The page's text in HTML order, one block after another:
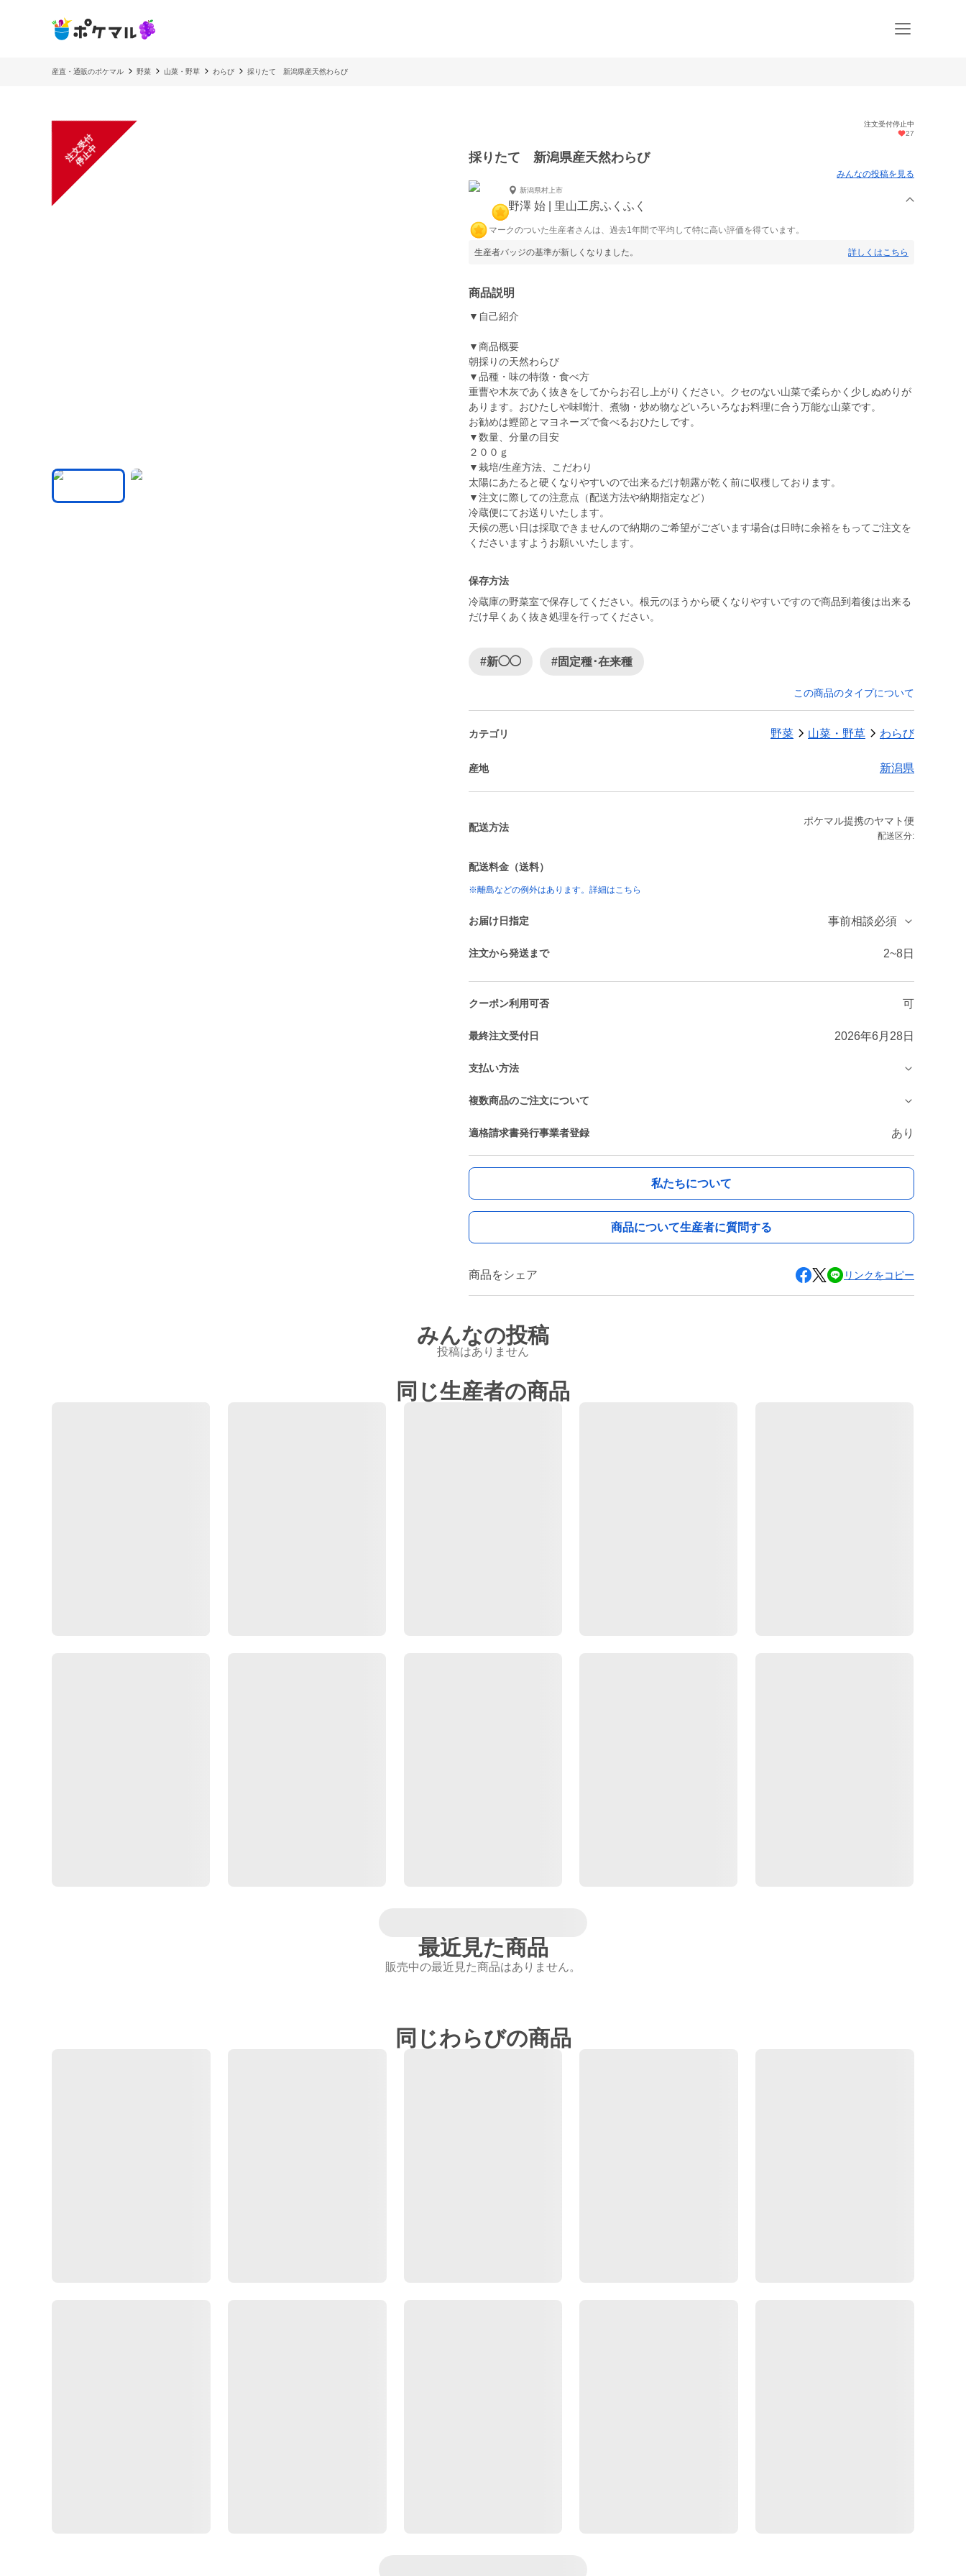
産直・通販のポケマル 野菜 山菜・野草 わらび 採りたて 新潟県産天然わらび
注
文
受
付
停
止
中
注文受付停止中
27
採りたて 新潟県産天然わらび
みんなの投稿を見る
新潟県村上市
野澤 始 | 里山工房ふくふく
マークのついた生産者さんは、過去1年間で平均して特に高い評価を得ています。
生産者バッジの基準が新しくなりました。 詳しくはこちら
商品説明
▼自己紹介
▼商品概要
朝採りの天然わらび
▼品種・味の特徴・食べ方
重曹や木灰であく抜きをしてからお召し上がりください。クセのない山菜で柔らかく少しぬめりが
あります。おひたしや味噌汁、煮物・炒め物などいろいろなお料理に合う万能な山菜です。
お勧めは鰹節とマヨネーズで食べるおひたしです。
▼数量、分量の目安
２００ｇ
▼栽培/生産方法、こだわり
太陽にあたると硬くなりやすいので出来るだけ朝露が乾く前に収穫しております。
▼注文に際しての注意点（配送方法や納期指定など）
冷蔵便にてお送りいたします。
天候の悪い日は採取できませんので納期のご希望がございます場合は日時に余裕をもってご注文を
くださいますようお願いいたします。
保存方法
冷蔵庫の野菜室で保存してください。根元のほうから硬くなりやすいですので商品到着後は出来る
だけ早くあく抜き処理を行ってください。
#新◯◯ #固定種･在来種
この商品のタイプについて
カテゴリ 野菜 山菜・野草 わらび
産地 新潟県
配送方法
ポケマル提携のヤマト便
配送区分:
配送料金（送料）
※離島などの例外はあります。詳細はこちら
お届け日指定 事前相談必須
注文から発送まで 2~8日
クーポン利用可否 可
最終注文受付日 2026年6月28日
支払い方法
複数商品のご注文について
適格請求書発行事業者登録 あり
私たちについて
商品について生産者に質問する
商品をシェア リンクをコピー
みんなの投稿
投稿はありません
同じ生産者の商品
最近見た商品
販売中の最近見た商品はありません。
同じわらびの商品